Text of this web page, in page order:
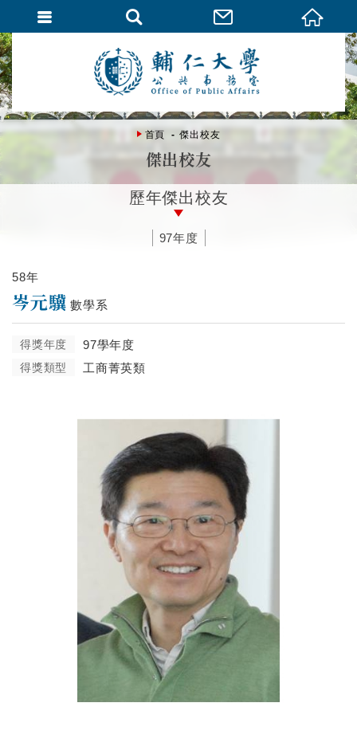
首頁 傑出校友
傑出校友
歷年傑出校友
97年度
58年
岑元驥 數學系
得獎年度 97學年度
得獎類型 工商菁英類